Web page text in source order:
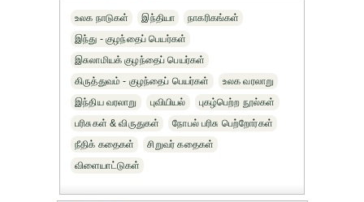
உலக நாடுகள் இந்தியா
நாகரிகங்கள்
இந்து - குழந்தைப் பெயர்கள்
இசுலாமியக் குழந்தைப் பெயர்கள்
கிருத்துவம் - குழந்தைப் பெயர்கள்
உலக வரலாறு
இந்திய வரலாறு
புவியியல்
புகழ்பெற்ற நூல்கள்
பரிசுகள் & விருதுகள்
நோபல் பரிசு‎ பெற்றோர்‎கள்
நீதிக் கதைகள்
சிறுவர் கதைகள்
விளையாட்டுகள்